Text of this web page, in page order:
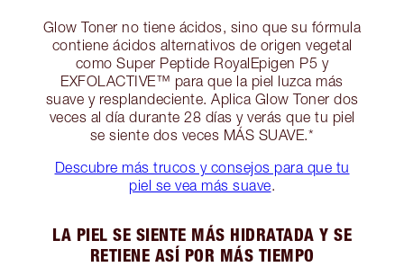
Glow Toner no tiene ácidos, sino que su fórmula
contiene ácidos alternativos de origen vegetal
como Super Peptide RoyalEpigen P5 y
EXFOLACTIVE™ para que la piel luzca más
suave y resplandeciente. Aplica Glow Toner dos
veces al día durante 28 días y verás que tu piel
se siente dos veces MÁS SUAVE.*
Descubre más trucos y consejos para que tu
piel se vea más suave.
LA PIEL SE SIENTE MÁS HIDRATADA Y SE
RETIENE ASÍ POR MÁS TIEMPO